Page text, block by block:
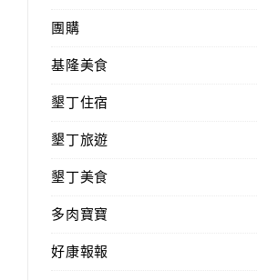
團購
基隆美食
墾丁住宿
墾丁旅遊
墾丁美食
多肉寶寶
好康報報